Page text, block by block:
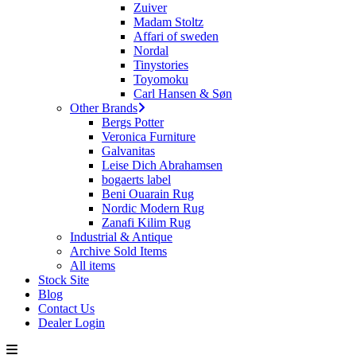
Zuiver
Madam Stoltz
Affari of sweden
Nordal
Tinystories
Toyomoku
Carl Hansen & Søn
Other Brands
Bergs Potter
Veronica Furniture
Galvanitas
Leise Dich Abrahamsen
bogaerts label
Beni Ouarain Rug
Nordic Modern Rug
Zanafi Kilim Rug
Industrial & Antique
Archive Sold Items
All items
Stock Site
Blog
Contact Us
Dealer Login